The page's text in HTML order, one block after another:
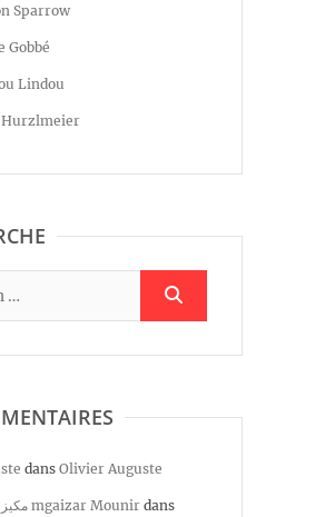
Sparrow
Gobbé
Lindou
Hurzlmeier
dans Olivier Auguste
مكيزر منير mgaizar Mounir dans